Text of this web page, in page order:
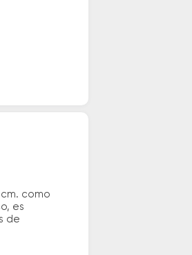
como
es
de